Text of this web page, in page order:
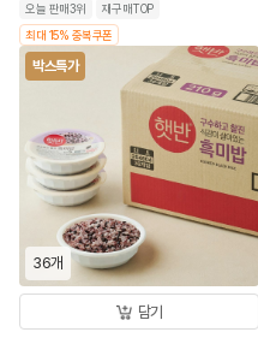
오늘 판매3위
재구매TOP
최대 15% 중복쿠폰
박스특가
36개
담기